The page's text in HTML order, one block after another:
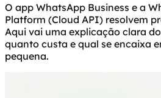
O app WhatsApp Business e a
Platform (Cloud API) resolvem
Aqui vai uma explicação clara
quanto custa e qual se encaixa
pequena.